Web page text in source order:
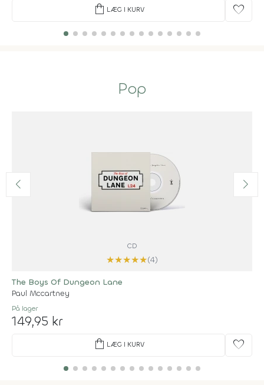
shopping_bag LÆG I KURV favorite
Pop
CD
★★★★★(4)
The Boys Of Dungeon Lane
Paul Mccartney
På lager
149,95 kr
shopping_bag LÆG I KURV favorite